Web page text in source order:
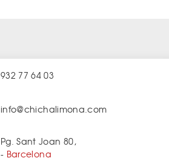
932 77 64 03
info@chichalimona.com
Pg. Sant Joan 80,
- Barcelona